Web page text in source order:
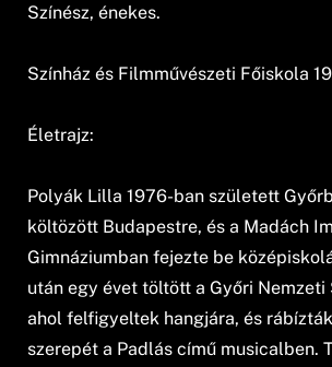
Színész, énekes.
Színház és Filmművészeti Főiskola
Életrajz:
Polyák Lilla 1976-ban született
költözött Budapestre, és a Madách
Gimnáziumban fejezte be
után egy évet töltött a Győri Nemzeti
ahol felfigyeltek hangjára, és
szerepét a Padlás című musicalben.